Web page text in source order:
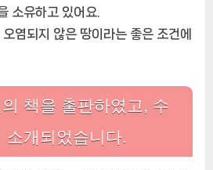
소유하고 있어요.
염되지 않은 땅이라는 좋은 조건에
책을 출판하였고, 수
소개되었습니다.